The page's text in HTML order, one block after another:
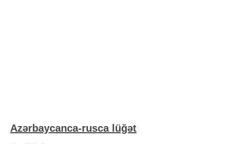
Azərbaycanca-rusca lüğət